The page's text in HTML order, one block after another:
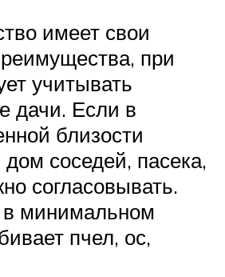
имеет свои
при
учитывать
дачи. Если в
близости
соседей, пасека,
согласовывать.
минимальном
пчел, ос,